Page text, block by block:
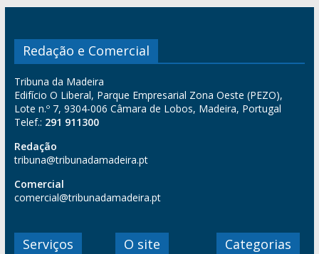
Redação e Comercial
Tribuna da Madeira
Edifício O Liberal, Parque Empresarial Zona Oeste (PEZO),
Lote n.º 7, 9304-006 Câmara de Lobos, Madeira, Portugal
Telef.: 291 911300
Redação
tribuna@tribunadamadeira.pt
Comercial
comercial@tribunadamadeira.pt
Serviços O site Categorias